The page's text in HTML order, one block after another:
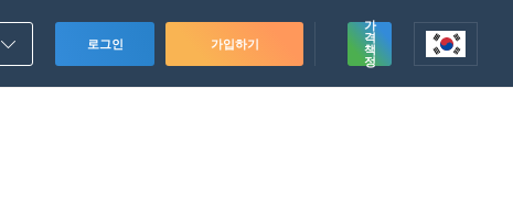
로그인 가입하기
가
격
책
정